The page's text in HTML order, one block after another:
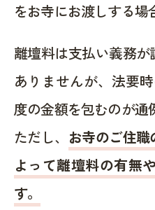
をお寺にお渡しする場
離壇料は支払い義務
ありませんが、法要
度の金額を包むのが通
ただし、 お寺のご住
よって離壇料の有無
す。